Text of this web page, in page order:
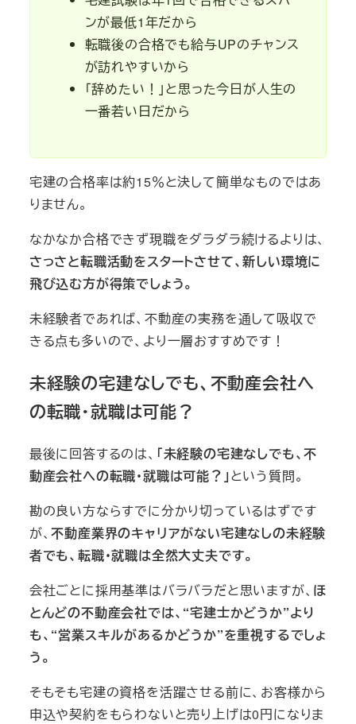
ンが最低1年だから
転職後の合格でも給与UPのチャンス
が訪れやすいから
「辞めたい！」と思った今日が人生の
一番若い日だから
宅建の合格率は約15％と決して簡単なものではあ
りません。
なかなか合格できず現職をダラダラ続けるよりは、
さっさと転職活動をスタートさせて、新しい環境に
飛び込む方が得策でしょう。
未経験者であれば、不動産の実務を通して吸収で
きる点も多いので、より一層おすすめです！
未経験の宅建なしでも、不動産会社へ
の転職・就職は可能？
最後に回答するのは、 「未経験の宅建なしでも、不
動産会社への転職・就職は可能？」という質問。
勘の良い方ならすでに分かり切っているはずです
が、不動産業界のキャリアがない宅建なしの未経験
者でも、転職・就職は全然大丈夫です。
会社ごとに採用基準はバラバラだと思いますが、 ほ
とんどの不動産会社では、“宅建士かどうか”より
も、“営業スキルがあるかどうか”を重視するでしょ
う。
そもそも宅建の資格を活躍させる前に、お客様から
申込や契約をもらわないと売り上げは0円になりま